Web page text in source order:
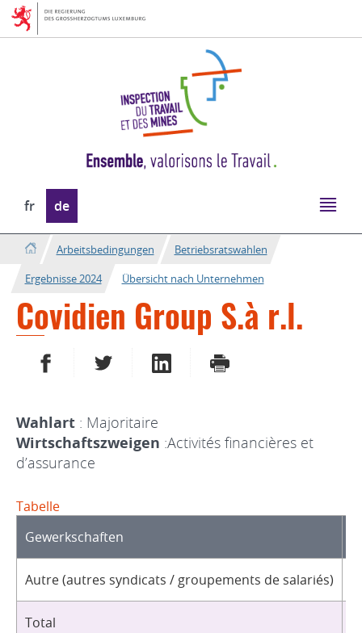
Zur
Navigation
Zum
Inhalt
Sprache
wechseln
fr de
Arbeitsbedingungen
Betriebsratswahlen
Ergebnisse 2024
Übersicht nach Unternehmen
Covidien Group S.à r.l.
AUF FACEBOOK TEILENAUF TWITTER TEILENAUF LINKEDIN TEILEN
DRUCKEN
Wahlart : Majoritaire
Wirtschaftszweigen :Activités financières et
d’assurance
Tabelle
Gewerkschaften
Autre (autres syndicats / groupements de salariés)
Total